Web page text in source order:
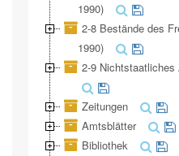
1990)
2-8 Bestände des
1990)
2-9
Zeitungen
Amtsblätter
Bibliothek